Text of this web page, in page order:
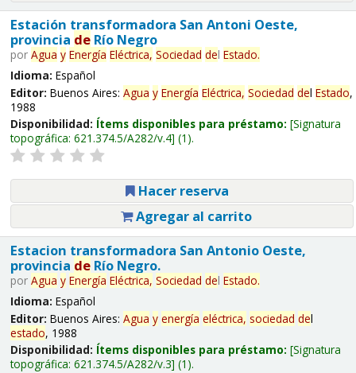
Estación transformadora San Antoni Oeste,
provincia deRío Negro
por Agua y Energía Eléctrica, Sociedad del Estado.
Idioma: Español
Editor: Buenos Aires: Agua y Energía Eléctrica, Sociedad del Estado,
1988
Disponibilidad: Ítems disponibles para préstamo: Signatura
topográfica: 621.374.5/A282/v.4 (1).
Hacer reserva
Agregar al carrito
Estacion transformadora San Antonio Oeste,
provincia deRío Negro.
por Agua y Energía Eléctrica, Sociedad del Estado.
Idioma: Español
Editor: Buenos Aires: Agua y energía eléctrica, sociedad del
estado, 1988
Disponibilidad: Ítems disponibles para préstamo: Signatura
topográfica: 621.374.5/A282/v.3 (1).